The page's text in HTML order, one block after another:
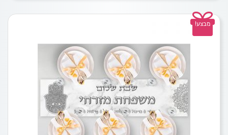
מבצע!